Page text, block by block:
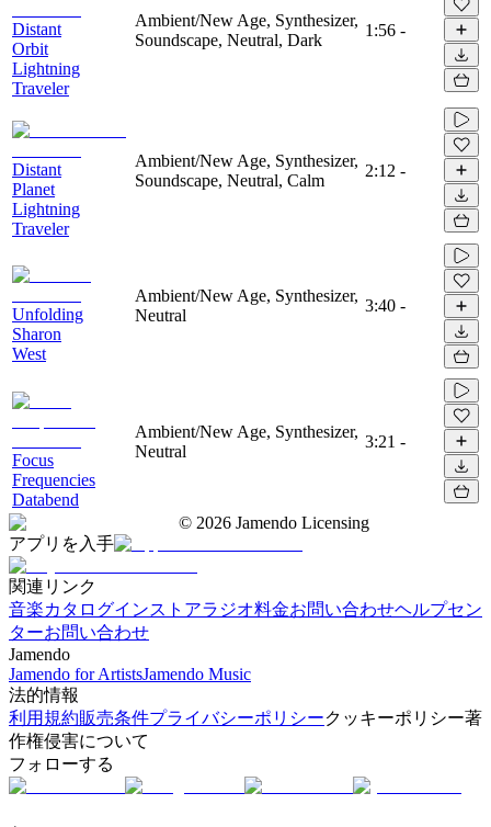
Distant
Orbit
Lightning
Traveler
Ambient/New Age, Synthesizer,
Soundscape, Neutral, Dark
1:56 -
Distant
Planet
Lightning
Traveler
Ambient/New Age, Synthesizer,
Soundscape, Neutral, Calm
2:12 -
Unfolding
Sharon
West
Ambient/New Age, Synthesizer,
Neutral
3:40 -
Focus
Frequencies
Databend
Ambient/New Age, Synthesizer,
Neutral
3:21 -
© 2026 Jamendo Licensing
アプリを入手
関連リンク
音楽カタログインストアラジオ料金お問い合わせヘルプセン
ターお問い合わせ
Jamendo
Jamendo for ArtistsJamendo Music
法的情報
利用規約販売条件プライバシーポリシークッキーポリシー著
作権侵害について
フォローする